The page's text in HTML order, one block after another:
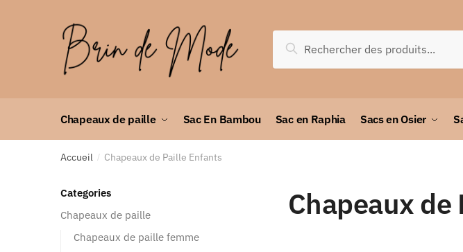
Recherche
Chapeaux de paille Sac En Bambou Sac en Raphia Sacs en Osier
Accueil / Chapeaux de Paille Enfants
Chapeaux
Categories
Chapeaux de paille
Chapeaux de paille femme